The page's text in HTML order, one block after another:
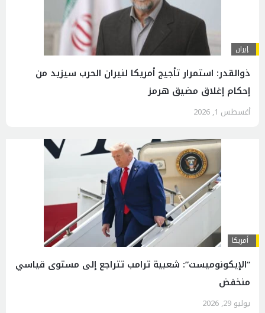
إيران
ذوالقدر: استمرار تأجيج أمريكا لنيران الحرب سيزيد من
إحكام إغلاق مضيق هرمز
أغسطس 1, 2026
أمريكا
“الإيكونوميست”: شعبية ترامب تتراجع إلى مستوى قياسي
منخفض
يوليو 29, 2026